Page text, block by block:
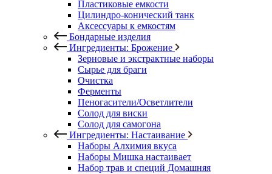
Пластиковые емкости
Цилиндро-конический танк
Аксессуары к емкостям
Бондарные изделия
Ингредиенты: Брожение
Зерновые и экстрактные наборы
Сырье для браги
Очистка
Ферменты
Пеногасители/Осветлители
Солод для виски
Солод для самогона
Ингредиенты: Настаивание
Наборы Алхимия вкуса
Наборы Мишка настаивает
Набор трав и специй Домашняя